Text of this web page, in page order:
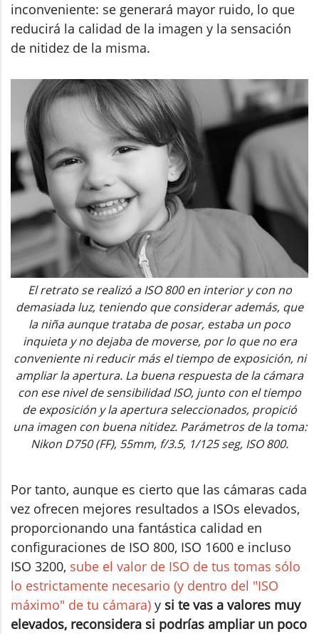
inconveniente: se generará mayor ruido, lo que
reducirá la calidad de la imagen y la sensación
de nitidez de la misma.
El retrato se realizó a ISO 800 en interior y con no
demasiada luz, teniendo que considerar además, que
la niña aunque trataba de posar, estaba un poco
inquieta y no dejaba de moverse, por lo que no era
conveniente ni reducir más el tiempo de exposición, ni
ampliar la apertura. La buena respuesta de la cámara
con ese nivel de sensibilidad ISO, junto con el tiempo
de exposición y la apertura seleccionados, propició
una imagen con buena nitidez. Parámetros de la toma:
Nikon D750 (FF), 55mm, f/3.5, 1/125 seg, ISO 800.
Por tanto, aunque es cierto que las cámaras cada
vez ofrecen mejores resultados a ISOs elevados,
proporcionando una fantástica calidad en
configuraciones de ISO 800, ISO 1600 e incluso
ISO 3200, sube el valor de ISO de tus tomas sólo
lo estrictamente necesario (y dentro del "ISO
máximo" de tu cámara) y si te vas a valores muy
elevados, reconsidera si podrías ampliar un poco